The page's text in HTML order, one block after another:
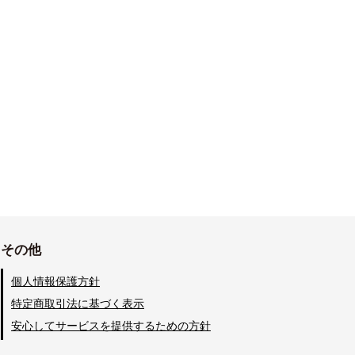
その他
個人情報保護方針
特定商取引法に基づく表示
安心してサービスを提供するための方針